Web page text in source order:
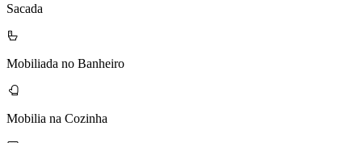
Sacada
Mobiliada no Banheiro
Mobilia na Cozinha